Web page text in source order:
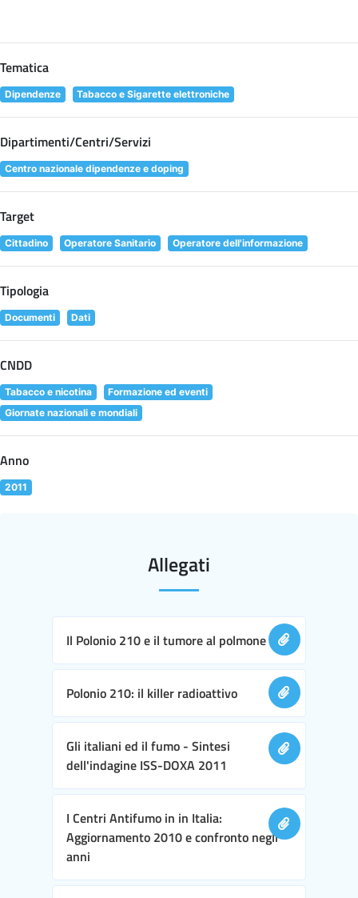
Tematica
Dipendenze Tabacco e Sigarette elettroniche
Dipartimenti/Centri/Servizi
Centro nazionale dipendenze e doping
Target
Cittadino Operatore Sanitario Operatore dell'informazione
Tipologia
Documenti Dati
CNDD
Tabacco e nicotina
Formazione ed eventi
Giornate nazionali e mondiali
Anno
2011
Allegati
Il Polonio 210 e il tumore al polmone
Polonio 210: il killer radioattivo
Gli italiani ed il fumo - Sintesi
dell'indagine ISS-DOXA 2011
I Centri Antifumo in in Italia:
Aggiornamento 2010 e confronto negli
anni